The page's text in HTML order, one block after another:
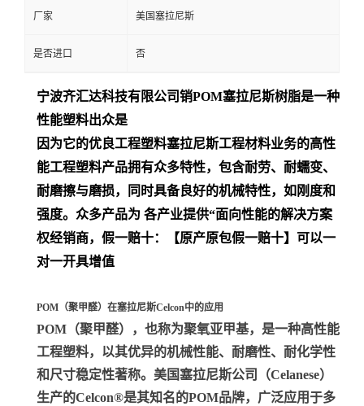
厂家 美国塞拉尼斯
是否进口 否
宁波齐汇达科技有限公司销POM塞拉尼斯树脂是一种
性能塑料出众是
因为它的优良工程塑料塞拉尼斯工程材料业务的高性
能工程塑料产品拥有众多特性，包含耐劳、耐蠕变、
耐磨擦与磨损，同时具备良好的机械特性，如刚度和
强度。众多产品为 各产业提供“面向性能的解决方案
权经销商，假一赔十：【原产原包假一赔十】可以一
对一开具增值
POM（聚甲醛）在塞拉尼斯Celcon中的应用
POM（聚甲醛）
，也称为聚氧亚甲基，是一种高性能
工程塑料，以其优异的机械性能、耐磨性、耐化学性
和尺寸稳定性著称。美国塞拉尼斯公司（Celanese）
生产的Celcon®是其知名的POM品牌，广泛应用于多